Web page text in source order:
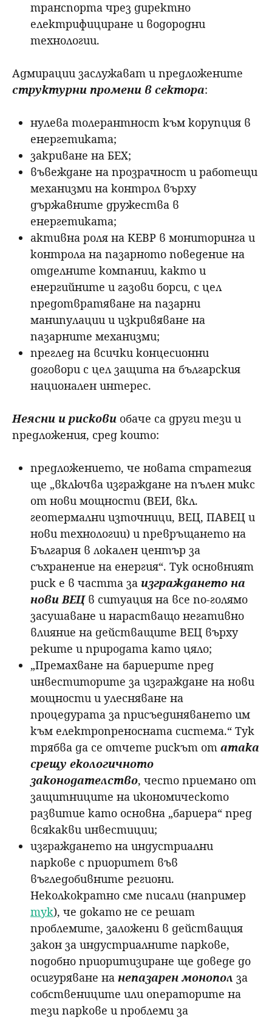
транспорта чрез директно
електрифициране и водородни
технологии.
Адмирации заслужават и предложените
структурни промени в сектора:
нулева толерантност към корупция в
енергетиката;
закриване на БЕХ;
въвеждане на прозрачност и работещи
механизми на контрол върху
държавните дружества в
енергетиката;
активна роля на КЕВР в мониторинга и
контрола на пазарното поведение на
отделните компании, както и
енергийните и газови борси, с цел
предотвратяване на пазарни
манипулации и изкривяване на
пазарните механизми;
преглед на всички концесионни
договори с цел защита на българския
национален интерес.
Неясни и рискови обаче са други тези и
предложения, сред които:
предложението, че новата стратегия
ще „включва изграждане на пълен микс
от нови мощности (ВЕИ, вкл.
геотермални източници, ВЕЦ, ПАВЕЦ и
нови технологии) и превръщането на
България в локален център за
съхранение на енергия“. Тук основният
риск е в частта за изграждането на
нови ВЕЦв ситуация на все по-голямо
засушаване и нарастващо негативно
влияние на действащите ВЕЦ върху
реките и природата като цяло;
„Премахване на бариерите пред
инвеститорите за изграждане на нови
мощности и улесняване на
процедурата за присъединяването им
към електропреносната система.“ Тук
трябва да се отчете рискът от атака
срещу екологичното
законодателство, често приемано от
защитниците на икономическото
развитие като основна „бариера“ пред
всякакви инвестиции;
изграждането на индустриални
паркове с приоритет във
въгледобивните региони.
Неколкократно сме писали (например
тук), че докато не се решат
проблемите, заложени в действащия
закон за индустриалните паркове,
подобно приоритизиране ще доведе до
осигуряване на непазарен монопол за
собствениците или операторите на
тези паркове и проблеми за